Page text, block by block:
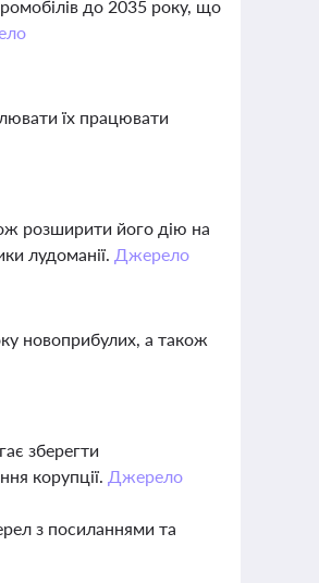
до 2035 року, що
їх працювати
розширити його дію на
лудоманії. Джерело
новоприбулих, а також
зберегти
корупції. Джерело
з посиланнями та